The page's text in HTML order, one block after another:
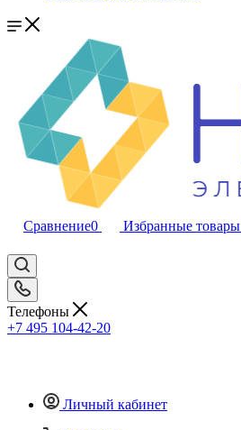
Сравнение0 Избранные товары
Телефоны
+7 495 104-42-20
Личный кабинет